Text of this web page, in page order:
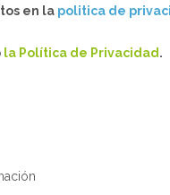
en la politica de
la Política de Privacidad .